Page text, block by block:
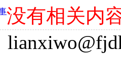
没有相关内